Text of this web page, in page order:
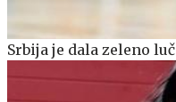
Srbija je dala zeleno luč